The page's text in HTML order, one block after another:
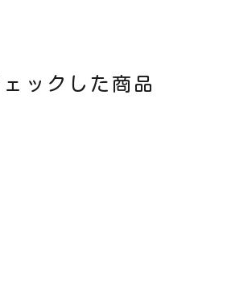
ックした商品